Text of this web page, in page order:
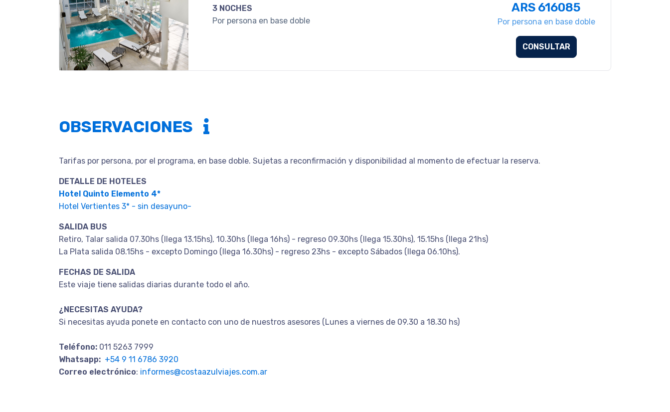
3 NOCHES
Por persona en base doble
ARS 616085
Por persona en base doble
CONSULTAR
OBSERVACIONES
Tarifas por persona, por el programa, en base doble. Sujetas a reconfirmación y disponibilidad al momento de efectuar la reserva.
DETALLE DE HOTELES
Hotel Quinto Elemento 4*
Hotel Vertientes 3* - sin desayuno-
SALIDA BUS
Retiro, Talar salida 07.30hs (llega 13.15hs), 10.30hs (llega 16hs) - regreso 09.30hs (llega 15.30hs), 15.15hs (llega 21hs)
La Plata salida 08.15hs - excepto Domingo (llega 16.30hs) - regreso 23hs - excepto Sábados (llega 06.10hs).
FECHAS DE SALIDA
Este viaje tiene salidas diarias durante todo el año.
¿NECESITAS AYUDA?
Si necesitas ayuda ponete en contacto con uno de nuestros asesores (Lunes a viernes de 09.30 a 18.30 hs)
Teléfono: 011 5263 7999
Whatsapp: +54 9 11 6786 3920
Correo electrónico: informes@costaazulviajes.com.ar